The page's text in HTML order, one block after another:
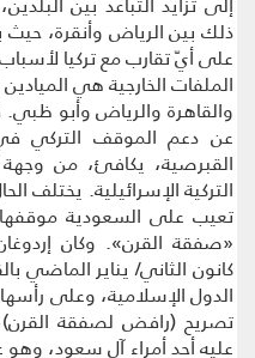
ذلك بين الرياض وأنقرة،
على أيّ تقارب مع تركيا لأسباب
الملفات الخارجية هي
والقاهرة والرياض وأبو
عن دعم الموقف التركي
القبرصية، يكافئ، من وجهة
التركية الإسرائيلية. يختلف
تعيب على السعودية
«صفقة القرن». وكان
كانون الثاني/ يناير الماضي
الدول الإسلامية، وعلى
تصريح (رافض لصفقة
عليه أحد أمراء آل سعود،